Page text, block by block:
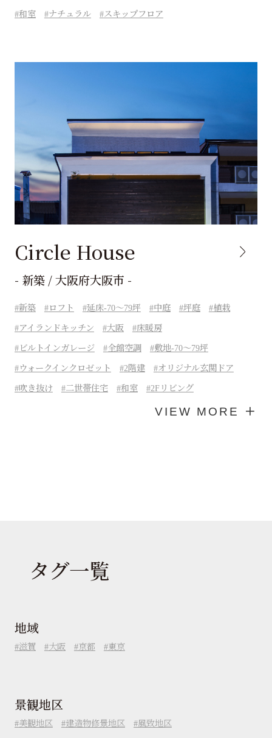
和室 ナチュラル スキップフロア
Circle House
- 新築 / 大阪府大阪市 -
新築 ロフト 延床-70～79坪 中庭 坪庭 植栽
アイランドキッチン 大阪 床暖房
ビルトインガレージ 全館空調 敷地-70～79坪
ウォークインクロゼット 2階建 オリジナル玄関ドア
吹き抜け 二世帯住宅 和室 2Fリビング
VIEW MORE ＋
タグ一覧
地域
滋賀 大阪 京都 東京
景観地区
美観地区 建造物修景地区 風致地区